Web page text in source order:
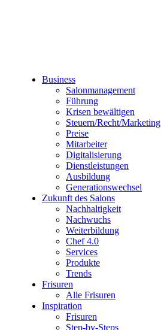
Business
Salonmanagement
Führung
Krisen bewältigen
Steuern/Recht/Marketing
Preise
Mitarbeiter
Digitalisierung
Dienstleistungen
Ausbildung
Generationswechsel
Zukunft des Salons
Nachhaltigkeit
Nachwuchs
Weiterbildung
Chef 4.0
Services
Produkte
Trends
Frisuren
Alle Frisuren
Inspiration
Frisuren
Step-by-Steps